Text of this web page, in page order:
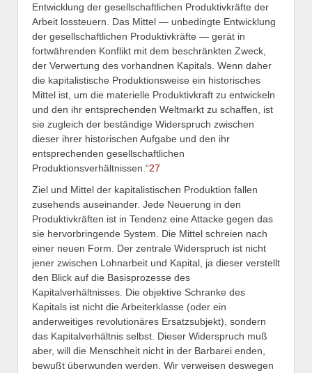
Entwicklung der gesellschaftlichen Produktivkräfte der
Arbeit lossteuern. Das Mittel — unbedingte Entwicklung
der gesellschaftlichen Produktivkräfte — gerät in
fortwährenden Konflikt mit dem beschränkten Zweck,
der Verwertung des vorhandnen Kapitals. Wenn daher
die kapitalistische Produktionsweise ein historisches
Mittel ist, um die materielle Produktivkraft zu entwickeln
und den ihr entsprechenden Weltmarkt zu schaffen, ist
sie zugleich der beständige Widerspruch zwischen
dieser ihrer historischen Aufgabe und den ihr
entsprechenden gesellschaftlichen
Produktionsverhältnissen.“27
Ziel und Mittel der kapitalistischen Produktion fallen
zusehends auseinander. Jede Neuerung in den
Produktivkräften ist in Tendenz eine Attacke gegen das
sie hervorbringende System. Die Mittel schreien nach
einer neuen Form. Der zentrale Widerspruch ist nicht
jener zwischen Lohnarbeit und Kapital, ja dieser verstellt
den Blick auf die Basisprozesse des
Kapitalverhältnisses. Die objektive Schranke des
Kapitals ist nicht die Arbeiterklasse (oder ein
anderweitiges revolutionäres Ersatzsubjekt), sondern
das Kapitalverhältnis selbst. Dieser Widerspruch muß
aber, will die Menschheit nicht in der Barbarei enden,
bewußt überwunden werden. Wir verweisen deswegen